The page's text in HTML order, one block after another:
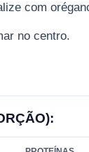
com
no centro.